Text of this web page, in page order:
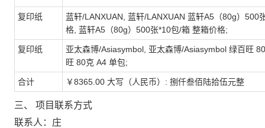
复印纸
蓝轩/LANXUAN, 蓝轩/LANXUAN 蓝轩A5（80g）500
格, 蓝轩A5（80g）500张*10包/箱 整箱价格;
复印纸
亚太森博/Asiasymbol, 亚太森博/Asiasymbol 绿百旺
旺 80克 A4 单包;
合计 ￥8365.00 大写（人民币）: 捌仟叁佰陆拾伍元整
三、 项目联系方式
联系人：庄